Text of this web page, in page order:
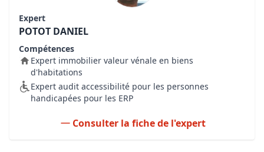
Expert
POTOT DANIEL
Compétences
Expert immobilier valeur vénale en biens
d'habitations
Expert audit accessibilité pour les personnes
handicapées pour les ERP
Consulter la fiche de l'expert